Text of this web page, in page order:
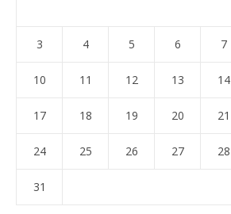
3 4 5 6 7
10 11 12 13 14
17 18 19 20 21
24 25 26 27 28
31